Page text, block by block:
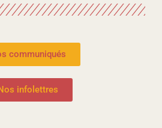
communiqués
infolettres